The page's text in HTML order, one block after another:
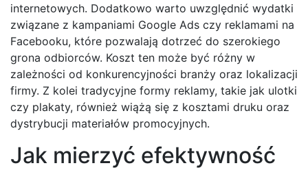
internetowych. Dodatkowo warto uwzględnić wydatki
związane z kampaniami Google Ads czy reklamami na
Facebooku, które pozwalają dotrzeć do szerokiego
grona odbiorców. Koszt ten może być różny w
zależności od konkurencyjności branży oraz lokalizacji
firmy. Z kolei tradycyjne formy reklamy, takie jak ulotki
czy plakaty, również wiążą się z kosztami druku oraz
dystrybucji materiałów promocyjnych.
Jak mierzyć efektywność